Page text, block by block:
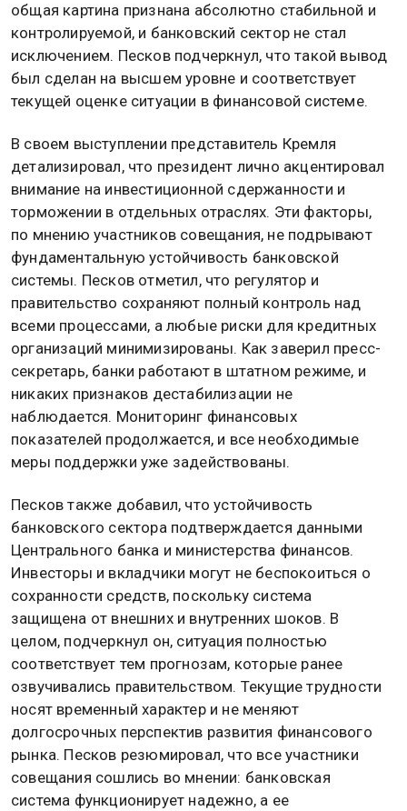
общая картина признана абсолютно стабильной и
контролируемой, и банковский сектор не стал
исключением. Песков подчеркнул, что такой вывод
был сделан на высшем уровне и соответствует
текущей оценке ситуации в финансовой системе.
В своем выступлении представитель Кремля
детализировал, что президент лично акцентировал
внимание на инвестиционной сдержанности и
торможении в отдельных отраслях. Эти факторы,
по мнению участников совещания, не подрывают
фундаментальную устойчивость банковской
системы. Песков отметил, что регулятор и
правительство сохраняют полный контроль над
всеми процессами, а любые риски для кредитных
организаций минимизированы. Как заверил пресс-
секретарь, банки работают в штатном режиме, и
никаких признаков дестабилизации не
наблюдается. Мониторинг финансовых
показателей продолжается, и все необходимые
меры поддержки уже задействованы.
Песков также добавил, что устойчивость
банковского сектора подтверждается данными
Центрального банка и министерства финансов.
Инвесторы и вкладчики могут не беспокоиться о
сохранности средств, поскольку система
защищена от внешних и внутренних шоков. В
целом, подчеркнул он, ситуация полностью
соответствует тем прогнозам, которые ранее
озвучивались правительством. Текущие трудности
носят временный характер и не меняют
долгосрочных перспектив развития финансового
рынка. Песков резюмировал, что все участники
совещания сошлись во мнении: банковская
система функционирует надежно, а ее